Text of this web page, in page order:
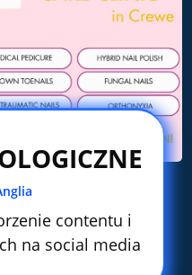
contentu i
na social media